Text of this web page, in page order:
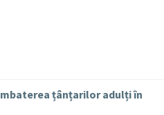
țânțarilor adulți în